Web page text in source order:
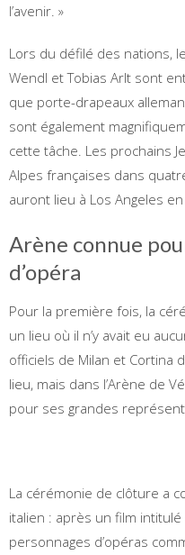
l’avenir. »
Lors du défilé des nations,
Wendl et Tobias Arlt sont
que porte-drapeaux
sont également
cette tâche. Les prochains
Alpes françaises dans
auront lieu à Los Angeles en
Arène connue
d’opéra
Pour la première fois, la
un lieu où il n’y avait eu
officiels de Milan et Cortina
lieu, mais dans l’Arène de
pour ses grandes
La cérémonie de clôture a
italien : après un film intitulé
personnages d’opéras